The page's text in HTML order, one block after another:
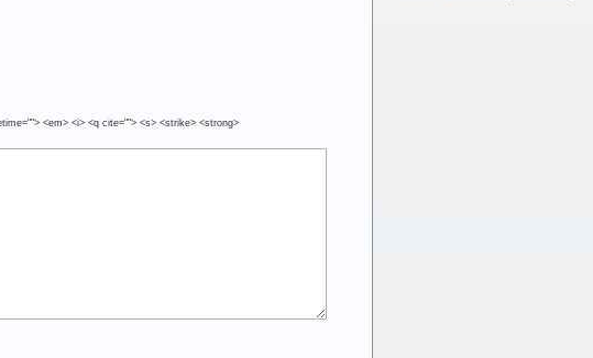
<em> <i> <q cite=""> <s> <strike> <strong>